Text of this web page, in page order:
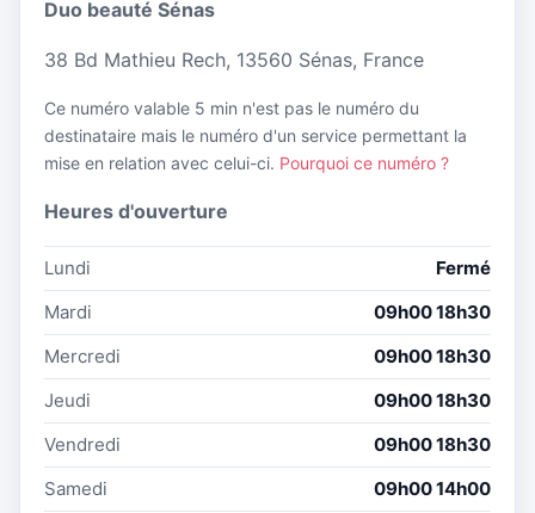
Duo beauté Sénas
38 Bd Mathieu Rech, 13560 Sénas, France
Ce numéro valable 5 min n'est pas le numéro du
destinataire mais le numéro d'un service permettant la
mise en relation avec celui-ci. Pourquoi ce numéro ?
Heures d'ouverture
Lundi
Fermé
Mardi
09h00 18h30
Mercredi
09h00 18h30
Jeudi
09h00 18h30
Vendredi
09h00 18h30
Samedi
09h00 14h00